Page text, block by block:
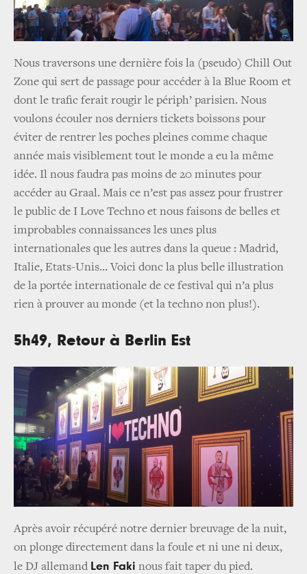
Nous traversons une dernière fois la (pseudo) Chill Out
Zone qui sert de passage pour accéder à la Blue Room et
dont le trafic ferait rougir le périph’ parisien. Nous
voulons écouler nos derniers tickets boissons pour
éviter de rentrer les poches pleines comme chaque
année mais visiblement tout le monde a eu la même
idée. Il nous faudra pas moins de 20 minutes pour
accéder au Graal. Mais ce n’est pas assez pour frustrer
le public de I Love Techno et nous faisons de belles et
improbables connaissances les unes plus
internationales que les autres dans la queue : Madrid,
Italie, Etats-Unis… Voici donc la plus belle illustration
de la portée internationale de ce festival qui n’a plus
rien à prouver au monde (et la techno non plus!).
5h49, Retour à Berlin Est
Après avoir récupéré notre dernier breuvage de la nuit,
on plonge directement dans la foule et ni une ni deux,
le DJ allemand Len Faki nous fait taper du pied.